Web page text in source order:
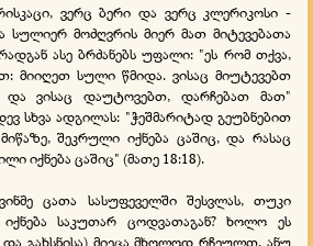
ვერც ბერი და ვერც კლერიკოსი -
სულიერ მოძღვრის მიერ მათ მიტევებათა
ასე ბრძანებს უფალი: "ეს რომ თქვა,
მიიღეთ სული წმიდა. ვისაც მიუტევებთ
და ვისაც დაუტოვებთ, დარჩებათ მათ"
სხვა ადგილას: "ჭეშმარიტად გეუბნებით
შეკრული იქნება ცაშიც, და რასაც
იქნება ცაშიც" (მათე 18:18).
ცათა სასუფეველში შესვლას, თუკი
საკუთარ ცოდვათაგან? ხოლო ეს
და გახსნისა) მიეცა მხოლოდ რჩეულთ, ანუ